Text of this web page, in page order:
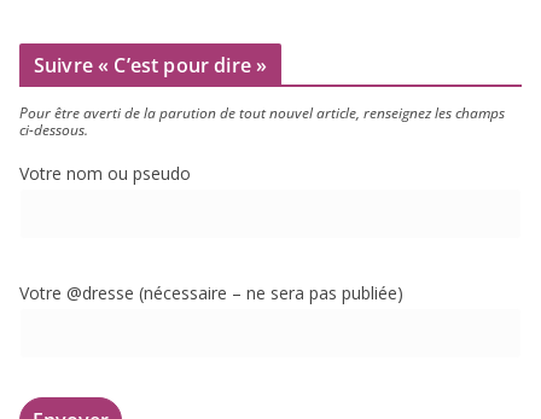
Suivre « C’est pour dire »
Pour être aver­ti de la paru­tion de tout nou­vel article, ren­sei­gnez les champs
ci-dessous.
Votre nom ou pseudo
Votre @dresse (néces­saire – ne sera pas publiée)